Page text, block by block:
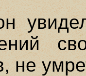
не